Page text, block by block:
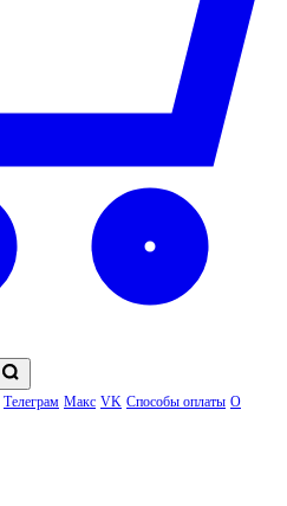
Телеграм Макс VK Способы оплаты О